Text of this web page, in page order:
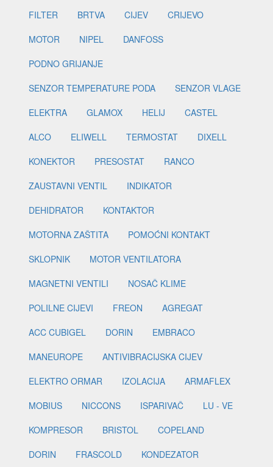
FILTER
BRTVA CIJEV
CRIJEVO
MOTOR
NIPEL
DANFOSS
PODNO GRIJANJE
SENZOR TEMPERATURE PODA
SENZOR VLAGE
ELEKTRA
GLAMOX HELIJ
CASTEL
ALCO
ELIWELL TERMOSTAT
DIXELL
KONEKTOR
PRESOSTAT
RANCO
ZAUSTAVNI VENTIL
INDIKATOR
DEHIDRATOR
KONTAKTOR
MOTORNA ZAŠTITA
POMOĆNI KONTAKT
SKLOPNIK
MOTOR VENTILATORA
MAGNETNI VENTILI
NOSAČ KLIME
POLILNE CIJEVI
FREON
AGREGAT
ACC CUBIGEL
DORIN
EMBRACO
MANEUROPE
ANTIVIBRACIJSKA CIJEV
ELEKTRO ORMAR
IZOLACIJA
ARMAFLEX
MOBIUS
NICCONS ISPARIVAČ
LU - VE
KOMPRESOR
BRISTOL
COPELAND
DORIN
FRASCOLD
KONDEZATOR